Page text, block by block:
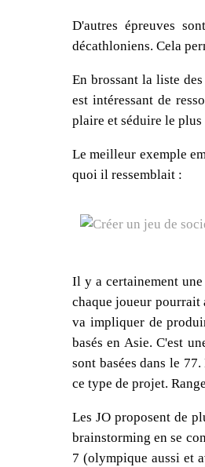
D'autres épreuves
décathloniens. Cela
En brossant la liste
est intéressant de
plaire et séduire le
Le meilleur exemple
quoi il ressemblait :
Il y a certainement
chaque joueur pourrait
va impliquer de
basés en Asie. C'est
sont basées dans le
ce type de projet.
Les JO proposent de
brainstorming en se
7 (olympique aussi et